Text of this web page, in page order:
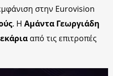
στην Eurovision
. Η Αμάντα Γεωργιάδη
από τις επιτροπές